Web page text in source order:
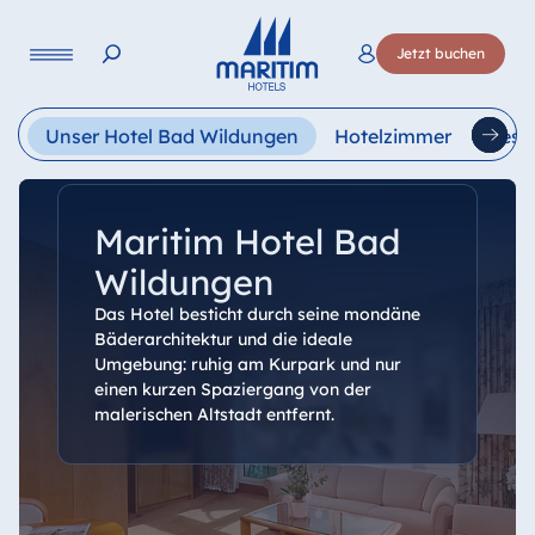
Jetzt buchen
Deutsch English Français
Unser Hotel Bad Wildungen Hotelzimmer
Maritim Hotel Bad
Wildungen
Das Hotel besticht durch seine mondäne
Bäderarchitektur und die ideale
Umgebung: ruhig am Kurpark und nur
einen kurzen Spaziergang von der
malerischen Altstadt entfernt.